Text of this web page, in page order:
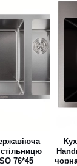
76*45